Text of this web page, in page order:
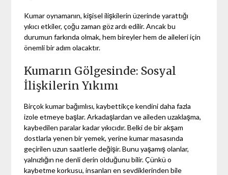
Kumar oynamanın, kişisel ilişkilerin üzerinde yarattığı
yıkıcı etkiler, çoğu zaman göz ardı edilir. Ancak bu
durumun farkında olmak, hem bireyler hem de aileleri için
önemli bir adım olacaktır.
Kumarın Gölgesinde: Sosyal
İlişkilerin Yıkımı
Birçok kumar bağımlısı, kaybettikçe kendini daha fazla
izole etmeye başlar. Arkadaşlardan ve aileden uzaklaşma,
kaybedilen paralar kadar yıkıcıdır. Belki de bir akşam
dostlarla yenen bir yemek, yerine kumar masasında
geçirilen uzun saatlerle değişir. Bunu yaşamış olanlar,
yalnızlığın ne denli derin olduğunu bilir. Çünkü o
kaybetme korkusu, insanları en sevdiklerinden bile